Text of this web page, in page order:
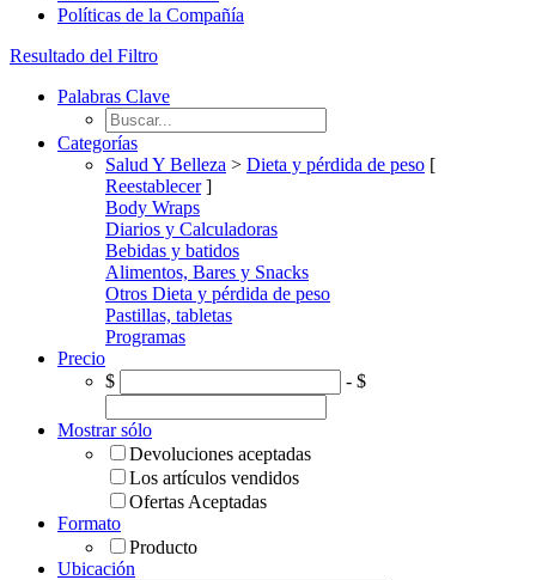
Políticas de la Compañía
Resultado del Filtro
Palabras Clave
Categorías
Salud Y Belleza > Dieta y pérdida de peso [
Reestablecer]
Body Wraps
Diarios y Calculadoras
Bebidas y batidos
Alimentos, Bares y Snacks
Otros Dieta y pérdida de peso
Pastillas, tabletas
Programas
Precio
$
- $
Mostrar sólo
Devoluciones aceptadas
Los artículos vendidos
Ofertas Aceptadas
Formato
Producto
Ubicación